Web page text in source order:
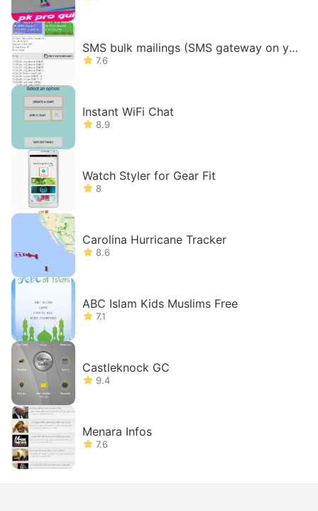
SMS bulk mailings (SMS gateway on yo
ur phone)
7.6
Instant WiFi Chat
8.9
Watch Styler for Gear Fit
8
Carolina Hurricane Tracker
8.6
ABC Islam Kids Muslims Free
7.1
Castleknock GC
9.4
Menara Infos
7.6